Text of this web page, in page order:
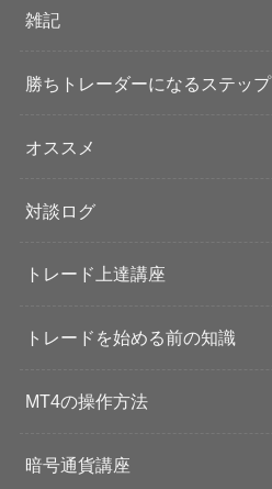
雑記
勝ちトレーダーになるステップ
オススメ
対談ログ
トレード上達講座
トレードを始める前の知識
MT4の操作方法
暗号通貨講座